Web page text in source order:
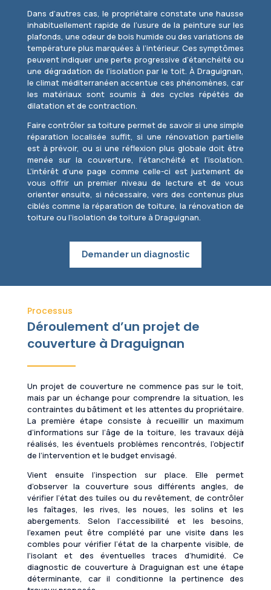
Dans d’autres cas, le propriétaire constate une hausse
inhabituellement rapide de l’usure de la peinture sur les
plafonds, une odeur de bois humide ou des variations de
température plus marquées à l’intérieur. Ces symptômes
peuvent indiquer une perte progressive d’étanchéité ou
une dégradation de l’isolation par le toit. À Draguignan,
le climat méditerranéen accentue ces phénomènes, car
les matériaux sont soumis à des cycles répétés de
dilatation et de contraction.
Faire contrôler sa toiture permet de savoir si une simple
réparation localisée suffit, si une rénovation partielle
est à prévoir, ou si une réflexion plus globale doit être
menée sur la couverture, l’étanchéité et l’isolation.
L’intérêt d’une page comme celle-ci est justement de
vous offrir un premier niveau de lecture et de vous
orienter ensuite, si nécessaire, vers des contenus plus
ciblés comme la réparation de toiture, la rénovation de
toiture ou l’isolation de toiture à Draguignan.
Demander un diagnostic
Processus
Déroulement d’un projet de
couverture à Draguignan
Un projet de couverture ne commence pas sur le toit,
mais par un échange pour comprendre la situation, les
contraintes du bâtiment et les attentes du propriétaire.
La première étape consiste à recueillir un maximum
d’informations sur l’âge de la toiture, les travaux déjà
réalisés, les éventuels problèmes rencontrés, l’objectif
de l’intervention et le budget envisagé.
Vient ensuite l’inspection sur place. Elle permet
d’observer la couverture sous différents angles, de
vérifier l’état des tuiles ou du revêtement, de contrôler
les faîtages, les rives, les noues, les solins et les
abergements. Selon l’accessibilité et les besoins,
l’examen peut être complété par une visite dans les
combles pour vérifier l’état de la charpente visible, de
l’isolant et des éventuelles traces d’humidité. Ce
diagnostic de couverture à Draguignan est une étape
déterminante, car il conditionne la pertinence des